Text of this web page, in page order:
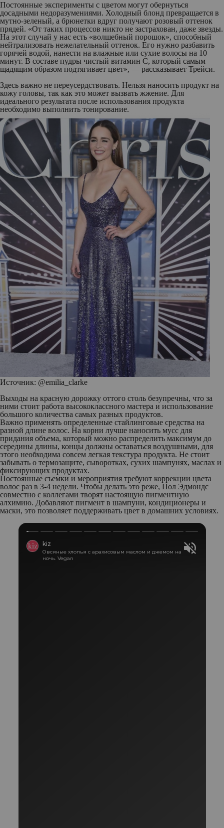
Постоянные эксперименты с цветом могут обернуться
досадными недоразумениями. Холодный блонд превращается в
мутно-зеленый, а брюнетки вдруг получают розовый оттенок
прядей. «От таких процессов никто не застрахован, даже звезды.
На этот случай у нас есть «волшебный порошок», способный
нейтрализовать нежелательный оттенок. Его нужно разбавить
горячей водой, нанести на влажные или сухие волосы на 10
минут. В составе пудры чистый витамин С, который самым
щадящим образом подтягивает цвет», — рассказывает Трейси.
Здесь важно не переусердствовать. Нельзя наносить продукт на
кожу головы, так как это может вызвать жжение. Для
идеального результата после использования продукта
необходимо выполнить тонирование.
Источник: @emilia_clarke
Выходы на красную дорожку оттого столь безупречны, что за
ними стоит работа высококлассного мастера и использование
большого количества самых разных продуктов.
Важно применять определенные стайлинговые средства на
разной длине волос. На корни лучше наносить мусс для
придания объема, который можно распределить максимум до
середины длины, концы должны оставаться воздушными, для
этого необходима совсем легкая текстура продукта. Не стоит
забывать о термозащите, сыворотках, сухих шампунях, маслах и
фиксирующих продуктах.
Постоянные съемки и мероприятия требуют коррекции цвета
волос раз в 3-4 недели. Чтобы делать это реже, Пол Эдмондс
совместно с коллегами творят настоящую пигментную
алхимию. Добавляют пигмент в шампуни, кондиционеры и
маски, это позволяет поддерживать цвет в домашних условиях.